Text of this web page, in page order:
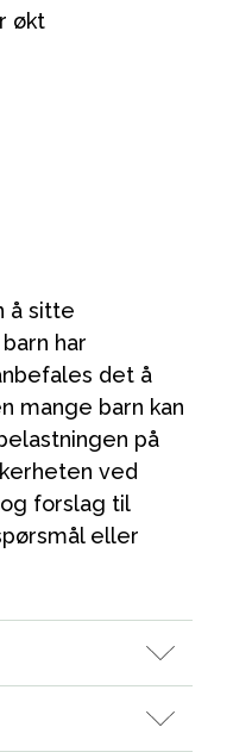
økt
å sitte
har
det å
mange barn kan
på
ved
forslag til
eller